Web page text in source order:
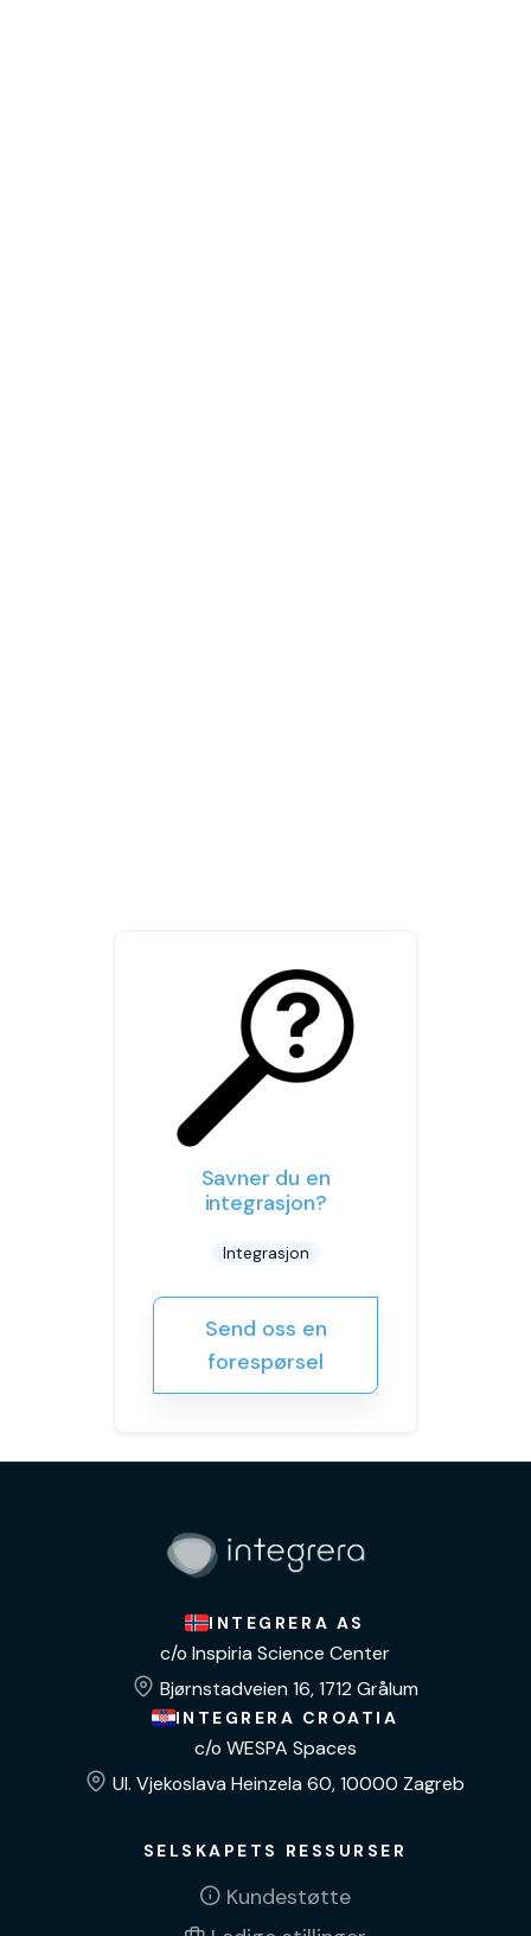
Savner du en
integrasjon?
Integrasjon
Send oss en
forespørsel
INTEGRERA AS
c/o Inspiria Science Center
Bjørnstadveien 16, 1712 Grålum
INTEGRERA CROATIA
c/o WESPA Spaces
Ul. Vjekoslava Heinzela 60, 10000 Zagreb
SELSKAPETS RESSURSER
Kundestøtte